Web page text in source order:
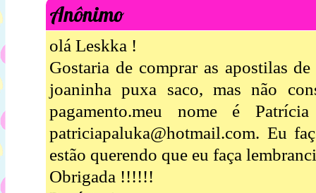
Anônimo
olá Leskka !
Gostaria de comprar as apostilas
joaninha puxa saco, mas não
pagamento.meu nome é
patriciapaluka@hotmail.com. Eu
estão querendo que eu faça
Obrigada !!!!!!